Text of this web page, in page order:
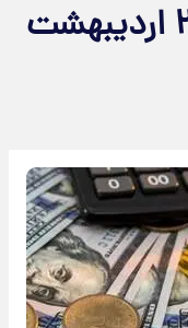
سکه امروز سه‌شنبه ۲۲ اردیبهشت